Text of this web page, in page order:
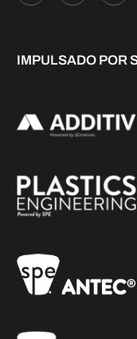
IMPULSADO POR